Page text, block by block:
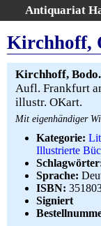
Antiquariat
Home
Gesamtbestand
Erweiterte Suche
Kategorien
Schlagwörter
Warenkorb
AGB
Widerruf
Über uns
Aktuelle Kataloge
Kirchhoff,
Kirchhoff, Bodo.
Aufl. Frankfurt
illustr. OKart.
Mit eigenhändiger
Kategorie:
Illustrierte
Sprache:
ISBN:
Signiert